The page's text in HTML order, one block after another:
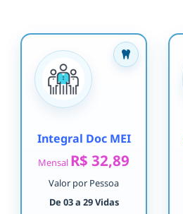
Integral Doc MEI
Mensal R$ 32,89
Valor por Pessoa
De 03 a 29 Vidas